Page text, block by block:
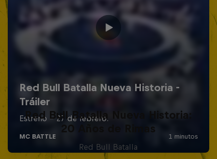
Red Bull Batalla Nueva Historia:
20 Años de Rimas
Red Bull Batalla